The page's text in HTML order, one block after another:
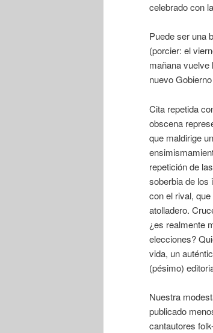
celebrado con
Puede ser una
(porcier: el
mañana vuelve
nuevo
Cita repetida
obscena
que maldirige
repetición de
soberbia de los
con el rival,
atolladero.
¿es realmente
elecciones?
vida, un
(pésimo)
Nuestra
publicado
cantautores